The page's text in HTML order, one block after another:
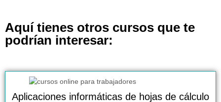
Aquí tienes otros cursos que te
podrían interesar:
Aplicaciones informáticas de hojas de cálculo